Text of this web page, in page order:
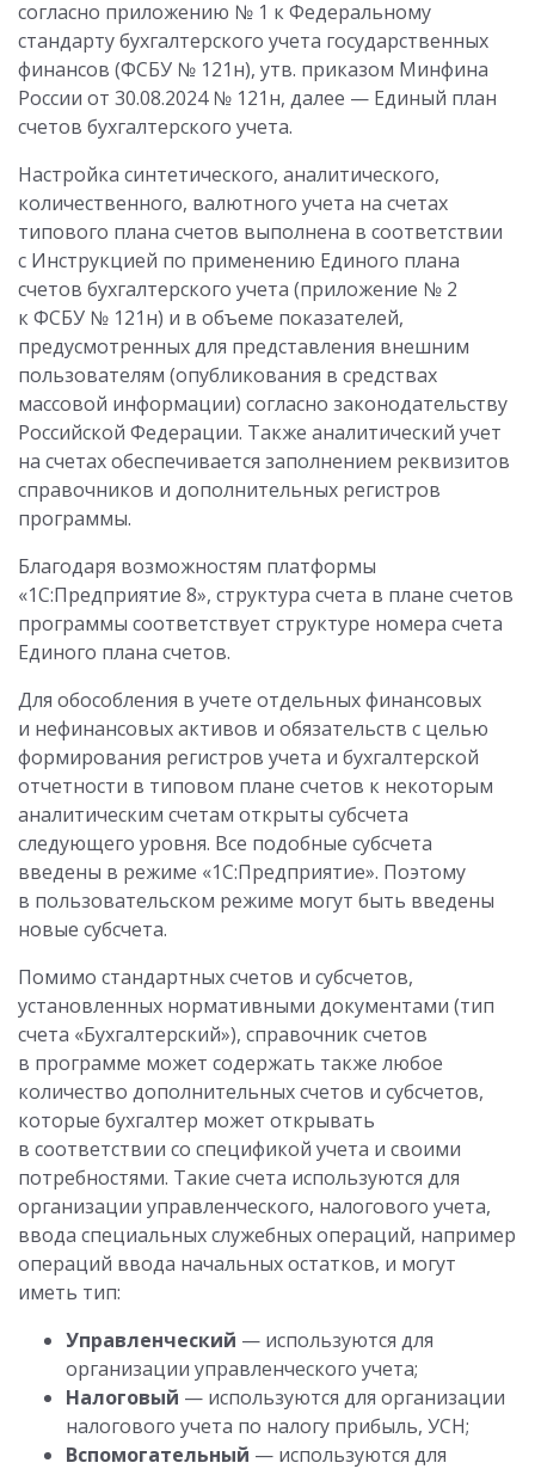
согласно приложению № 1 к Федеральному
стандарту бухгалтерского учета государственных
финансов (ФСБУ № 121н), утв. приказом Минфина
России от 30.08.2024 № 121н, далее — Единый план
счетов бухгалтерского учета.
Настройка синтетического, аналитического,
количественного, валютного учета на счетах
типового плана счетов выполнена в соответствии
с Инструкцией по применению Единого плана
счетов бухгалтерского учета (приложение № 2
к ФСБУ № 121н) и в объеме показателей,
предусмотренных для представления внешним
пользователям (опубликования в средствах
массовой информации) согласно законодательству
Российской Федерации. Также аналитический учет
на счетах обеспечивается заполнением реквизитов
справочников и дополнительных регистров
программы.
Благодаря возможностям платформы
«1С:Предприятие 8», структура счета в плане счетов
программы соответствует структуре номера счета
Единого плана счетов.
Для обособления в учете отдельных финансовых
и нефинансовых активов и обязательств с целью
формирования регистров учета и бухгалтерской
отчетности в типовом плане счетов к некоторым
аналитическим счетам открыты субсчета
следующего уровня. Все подобные субсчета
введены в режиме «1С:Предприятие». Поэтому
в пользовательском режиме могут быть введены
новые субсчета.
Помимо стандартных счетов и субсчетов,
установленных нормативными документами (тип
счета «Бухгалтерский»), справочник счетов
в программе может содержать также любое
количество дополнительных счетов и субсчетов,
которые бухгалтер может открывать
в соответствии со спецификой учета и своими
потребностями. Такие счета используются для
организации управленческого, налогового учета,
ввода специальных служебных операций, например
операций ввода начальных остатков, и могут
иметь тип:
Управленческий — используются для
организации управленческого учета;
Налоговый — используются для организации
налогового учета по налогу прибыль, УСН;
Вспомогательный — используются для